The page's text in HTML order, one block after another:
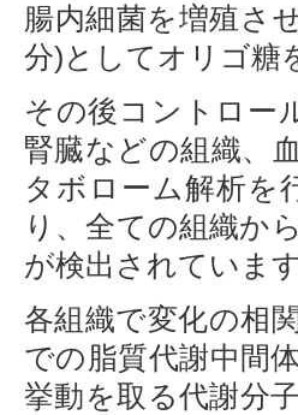
腸内細菌を増殖さ
分)としてオリゴ糖
その後コントロー
腎臓などの組織、
タボローム解析を
り、全ての組織か
が検出されています
各組織で変化の相
での脂質代謝中間
挙動を取る代謝分